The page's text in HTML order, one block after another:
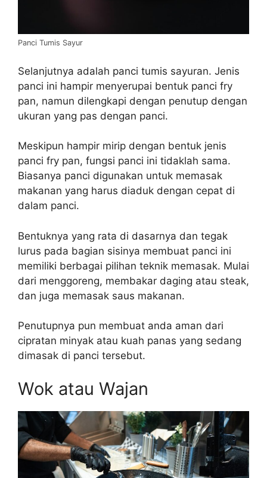
Panci Tumis Sayur
Selanjutnya adalah panci tumis sayuran. Jenis
panci ini hampir menyerupai bentuk panci fry
pan, namun dilengkapi dengan penutup dengan
ukuran yang pas dengan panci.
Meskipun hampir mirip dengan bentuk jenis
panci fry pan, fungsi panci ini tidaklah sama.
Biasanya panci digunakan untuk memasak
makanan yang harus diaduk dengan cepat di
dalam panci.
Bentuknya yang rata di dasarnya dan tegak
lurus pada bagian sisinya membuat panci ini
memiliki berbagai pilihan teknik memasak. Mulai
dari menggoreng, membakar daging atau steak,
dan juga memasak saus makanan.
Penutupnya pun membuat anda aman dari
cipratan minyak atau kuah panas yang sedang
dimasak di panci tersebut.
Wok atau Wajan